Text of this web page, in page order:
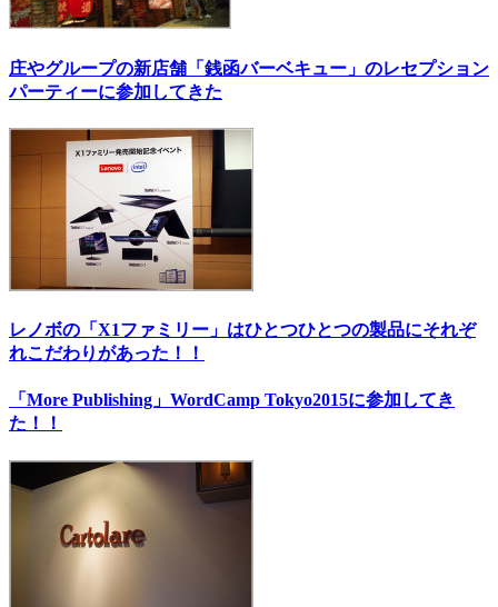
庄やグループの新店舗「銭函バーベキュー」のレセプション
パーティーに参加してきた
レノボの「X1ファミリー」はひとつひとつの製品にそれぞ
れこだわりがあった！！
「More Publishing」WordCamp Tokyo2015に参加してき
た！！